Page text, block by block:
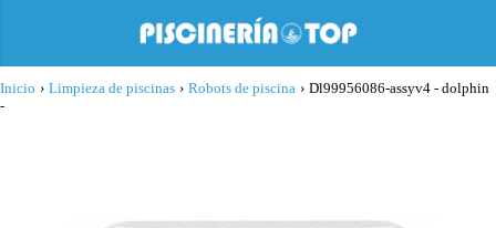
Inicio › Limpieza de piscinas › Robots de piscina › Dl99956086-assyv4 - dolphin
-